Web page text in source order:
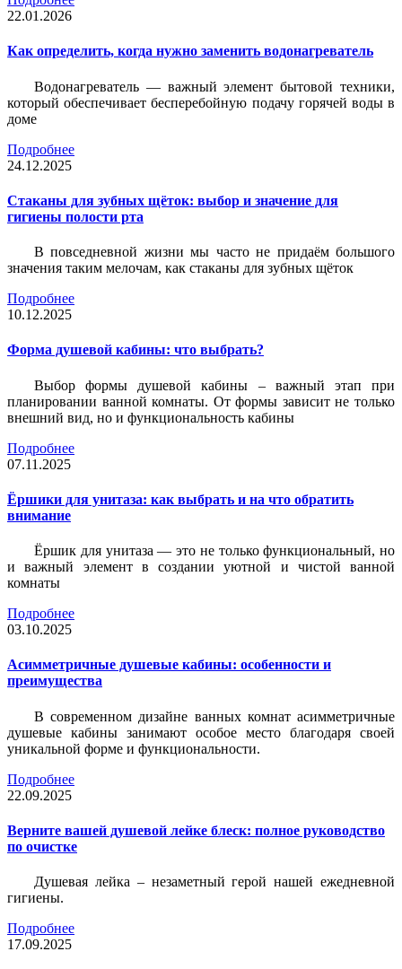
22.01.2026
Как определить, когда нужно заменить водонагреватель
Водонагреватель — важный элемент бытовой техники,
который обеспечивает бесперебойную подачу горячей воды в
доме
Подробнее
24.12.2025
Стаканы для зубных щёток: выбор и значение для
гигиены полости рта
В повседневной жизни мы часто не придаём большого
значения таким мелочам, как стаканы для зубных щёток
Подробнее
10.12.2025
Форма душевой кабины: что выбрать?
Выбор формы душевой кабины – важный этап при
планировании ванной комнаты. От формы зависит не только
внешний вид, но и функциональность кабины
Подробнее
07.11.2025
Ёршики для унитаза: как выбрать и на что обратить
внимание
Ёршик для унитаза — это не только функциональный, но
и важный элемент в создании уютной и чистой ванной
комнаты
Подробнее
03.10.2025
Асимметричные душевые кабины: особенности и
преимущества
В современном дизайне ванных комнат асимметричные
душевые кабины занимают особое место благодаря своей
уникальной форме и функциональности.
Подробнее
22.09.2025
Верните вашей душевой лейке блеск: полное руководство
по очистке
Душевая лейка – незаметный герой нашей ежедневной
гигиены.
Подробнее
17.09.2025